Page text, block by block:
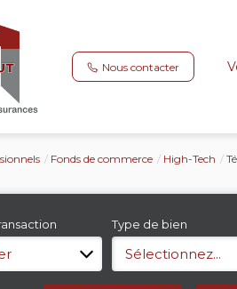
Nous contacter
Fonds de commerce High-Tech
Type de bien
Sélectionnez...